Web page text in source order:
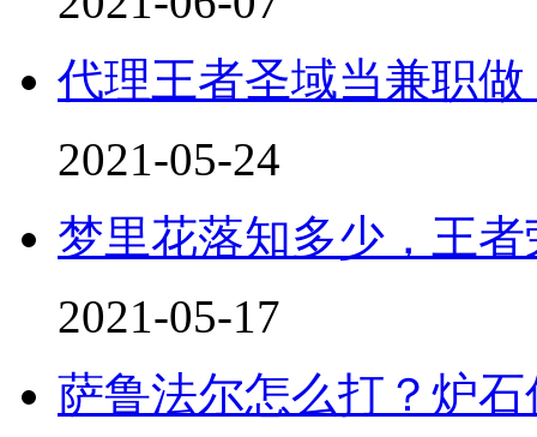
代理王者圣域当兼职做
2021-05-24
梦里花落知多少，王者
2021-05-17
萨鲁法尔怎么打？炉石